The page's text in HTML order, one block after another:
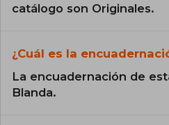
catálogo son Originales.
¿Cuál es la
La encuadernación de
Blanda.